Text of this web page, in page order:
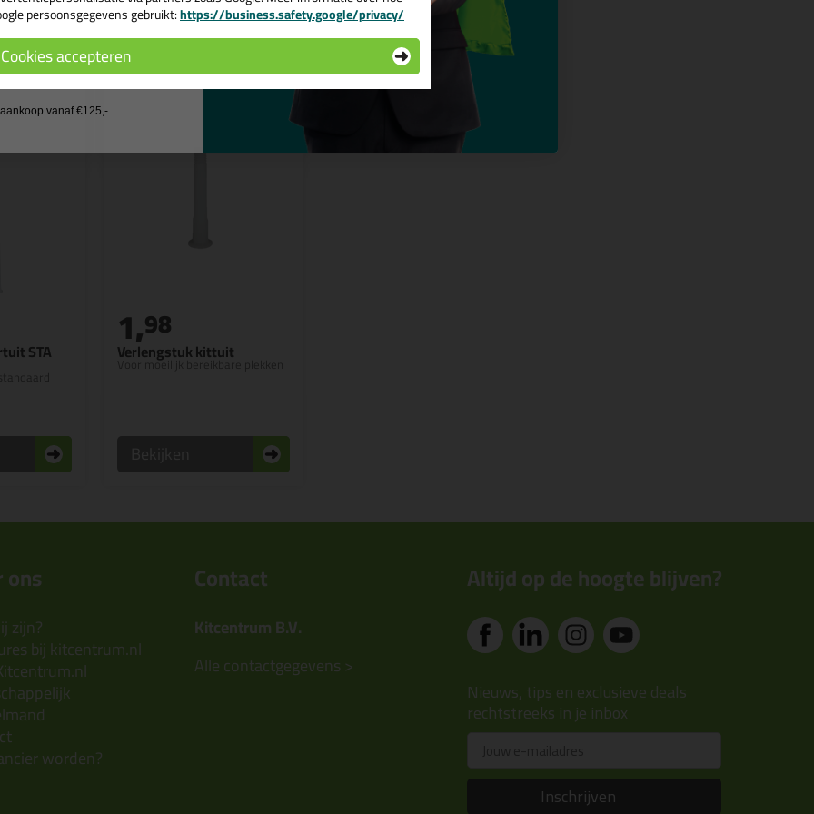
STA Verlengstuk kittuit
Voor moeilijk bereikbare plekken
1,98
ons
zijn?
bij kitcentrum.nl
worden?
Contact
Kitcentrum B.V.
Alle contactgegevens >
Altijd op de hoogte blijven?
Nieuws, tips en exclusieve deals
rechtstreeks in je inbox
Inschrijven
persoonsgegevens gebruikt:https://business.safety.google/privacy/
Cookies accepteren
de actiecode ›
geen cadeau
vanaf €125,-